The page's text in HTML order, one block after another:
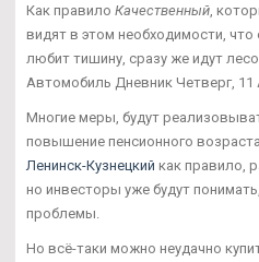
Как правило Качественный ,
видят в этом необходимости, что
любит тишину, сразу же идут
Автомобиль Дневник Четверг, 11
Многие меры, будут
повышение пенсионного возраста,
Ленинск-Кузнецкий как правило,
но инвесторы уже будут
проблемы.
Но всё-таки можно неудачно